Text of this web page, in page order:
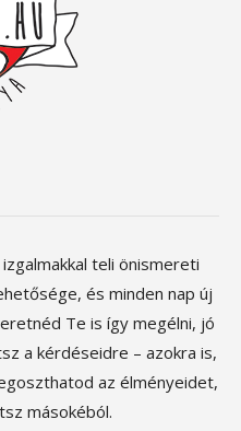
teli önismereti
és minden nap új
Te is így megélni, jó
a kérdéseidre – azokra is,
az élményeidet,
másokéból.